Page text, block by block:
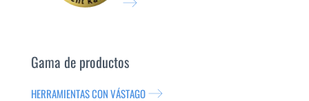
Gama de productos
HERRAMIENTAS CON VÁSTAGO